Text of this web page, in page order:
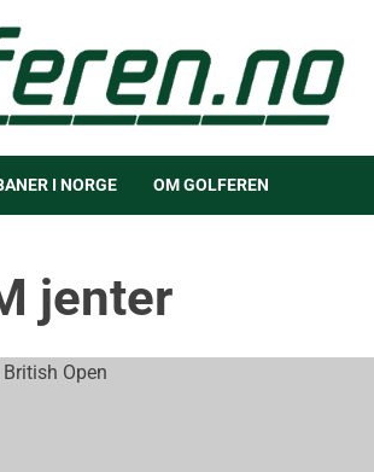
I NORGE OM GOLFEREN
jenter